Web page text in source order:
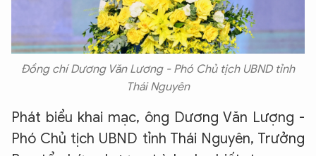
Đồng chí Dương Văn Lương - Phó Chủ tịch UBND tỉnh
Thái Nguyên
Phát biểu khai mạc, ông Dương Văn Lượng -
Phó Chủ tịch UBND tỉnh Thái Nguyên, Trưởng